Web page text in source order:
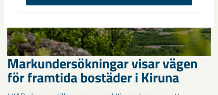
Markundersökningar visar vägen
för framtida bostäder i Kiruna